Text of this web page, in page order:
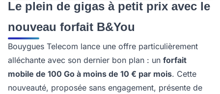
Le plein de gigas à petit prix avec le
nouveau forfait B&You
Bouygues Telecom lance une offre particulièrement
alléchante avec son dernier bon plan : un forfait
mobile de 100 Go à moins de 10 € par mois. Cette
nouveauté, proposée sans engagement, présente de